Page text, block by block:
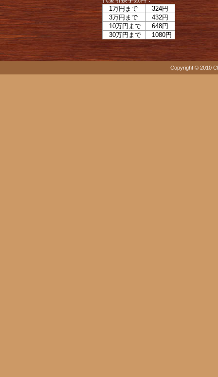
1万円まで
324円
3万円まで
432円
10万円まで
648円
30万円まで
1080円
Copyright © 2010